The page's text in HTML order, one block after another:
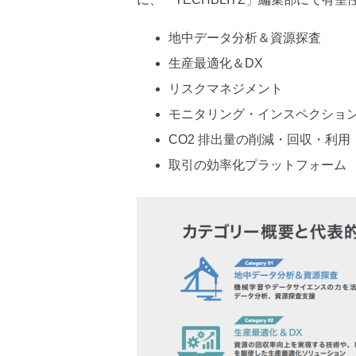
地中データ分析＆資源探査
生産最適化＆DX
リスクマネジメント
モニタリング・インスペクショ
CO2 排出量の削減・回収・利用
取引の効率化プラットフォーム